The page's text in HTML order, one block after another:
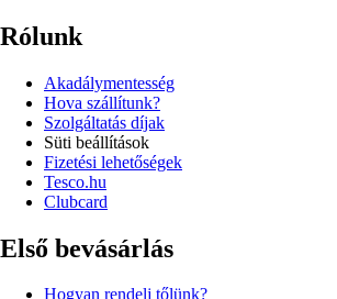
Rólunk
Akadálymentesség
Hova szállítunk?
Szolgáltatás díjak
Süti beállítások
Fizetési lehetőségek
Tesco.hu
Clubcard
Első bevásárlás
Hogyan rendelj tőlünk?